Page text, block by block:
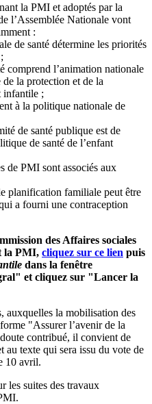
la PMI et adoptés par la
l’Assemblée Nationale vont
:
de santé détermine les priorités
comprend l’animation nationale
de la protection et de la
infantile ;
à la politique nationale de
de santé publique est de
de santé de l’enfant
de PMI sont associés aux
planification familiale peut être
a fourni une contraception
des Affaires sociales
la PMI, cliquez sur ce lien puis
dans la fenêtre
et cliquez sur "Lancer la
auxquelles la mobilisation des
"Assurer l’avenir de la
contribué, il convient de
au texte qui sera issu du vote de
10 avril.
les suites des travaux